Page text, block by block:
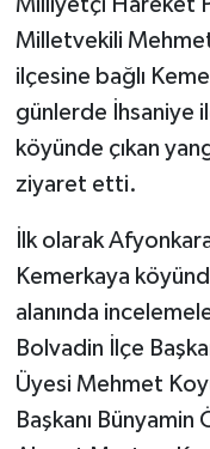
Milletvekili
ilçesine bağlı
günlerde İhsaniye
köyünde çıkan
ziyaret etti.
İlk olarak
Kemerkaya
alanında
Bolvadin İlçe
Üyesi Mehmet
Başkanı